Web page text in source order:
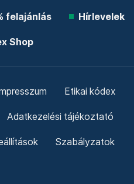
felajánlás Hírlevelek
Shop
Etikai kódex
Adatkezelési tájékoztató
Szabályzatok